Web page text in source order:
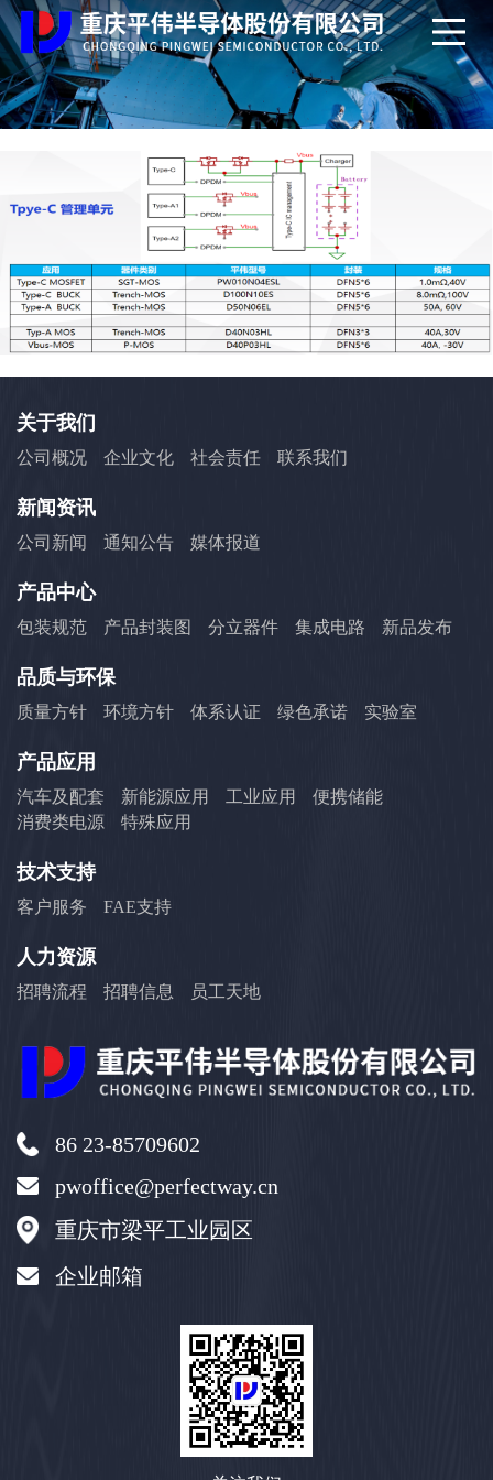
关于我们
公司概况 企业文化 社会责任 联系我们
新闻资讯
公司新闻 通知公告 媒体报道
产品中心
包装规范 产品封装图 分立器件 集成电路 新品发布
品质与环保
质量方针 环境方针 体系认证 绿色承诺 实验室
产品应用
汽车及配套 新能源应用 工业应用
便携储能
消费类电源
特殊应用
技术支持
客户服务 FAE支持
人力资源
招聘流程 招聘信息 员工天地
86 23-85709602
pwoffice@perfectway.cn
重庆市梁平工业园区
企业邮箱